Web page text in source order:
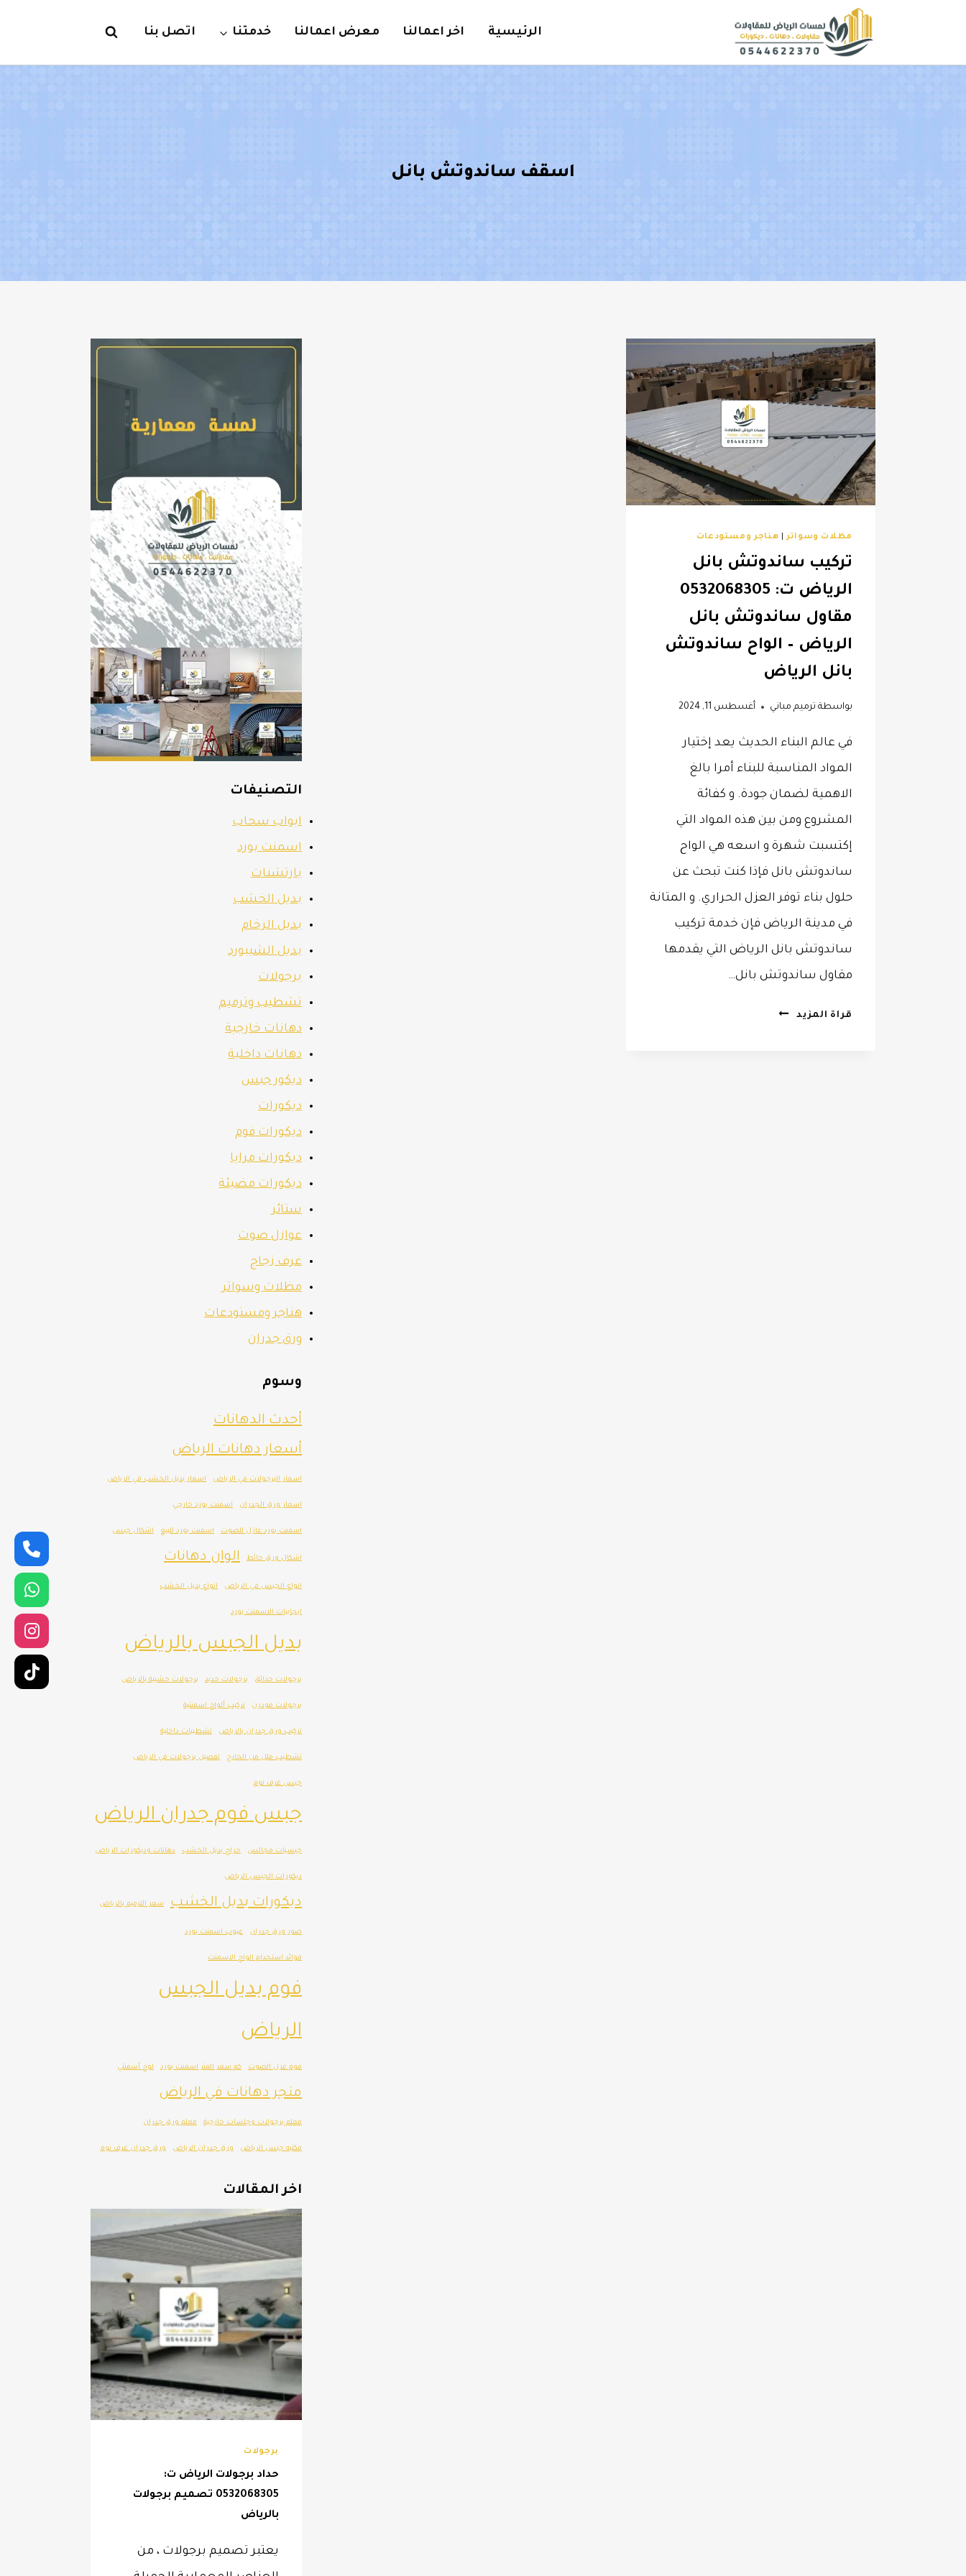
المحتوى
الرئيسية اخر اعمالنا معرض اعمالنا خدمتنا اتصل بنا
اسقف ساندوتش بانل
مظلات وسواتر| هناجر ومستودعات
تركيب ساندوتش بانل
الرياض ت: 0532068305
مقاول ساندوتش بانل
الرياض – الواح ساندوتش
بانل الرياض
بواسطة ترميم مباني أغسطس 11, 2024
في عالم البناء الحديث يعد إختيار
المواد المناسبة للبناء أمرا بالغ
الاهمية لضمان جودة. و كفائة
المشروع ومن بين هذه المواد التي
إكتسبت شهرة و اسعه هي الواح
ساندوتش بانل فإذا كنت تبحث عن
حلول بناء توفر العزل الحراري. و المتانة
في مدينة الرياض فإن خدمة تركيب
ساندوتش بانل الرياض التي يقدمها
مقاول ساندوتش بانل…
قراة المزيد
تركيب
التصنيفات
ابواب سحاب
اسمنت بورد
بارتشنات
بديل الخشب
بديل الرخام
بديل الشيبورد
برجولات
تشطيب وترميم
دهانات خارجية
دهانات داخلية
ديكور جبس
ديكورات
ديكورات فوم
ديكورات مرايا
ديكورات مضيئة
ستائر
عوازل صوت
غرف زجاج
مظلات وسواتر
هناجر ومستودعات
ورق جدران
وسوم
أحدث الدهانات
أسعار دهانات الرياض
اسعار البرجولات في الرياض اسعار بديل الخشب في الرياض
اسعار ورق الجدران اسمنت بورد خارجي
اسمنت بورد عازل للصوت اسمنت بورد للبيع اشكال جبس
اشكال ورق حائط الوان دهانات
انواع الجبس في الرياض انواع بديل الخشب
ايجابيات الاسمنت بورد
بديل الجبس بالرياض
برجولات حدائق برجولات حديد برجولات خشبية بالرياض
برجولات مودرن تركيب ألواح اسمنتية
تركيب ورق جدران بالرياض تشطيبات داخلية
تشطيب فلل من الخارج تفصيل برجولات في الرياض
جبس غرف نوم
جبس فوم جدران الرياض
جبسيات مجالس حراج بديل الخشب دهانات وديكورات الرياض
ديكورات الجبس الرياض
ديكورات بديل الخشب سعر الترميم بالرياض
صور ورق جدران عيوب اسمنت بورد
فوائد استخدام الواح الاسمنت
فوم بديل الجبس
الرياض
فوم عزل الصوت كم سعر المتر اسمنت بورد لوح أسمنتي
متجر دهانات في الرياض
معلم برجولات وجلسات خارجية معلم ورق جدران
مكتبه جبس الرياض ورق جدران الرياض ورق جدران غرف نوم
اخر المقالات
برجولات
حداد برجولات الرياض ت:
0532068305 تصميم برجولات
بالرياض
يعتبر تصميم برجولات ، من